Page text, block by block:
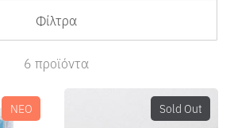
Φίλτρα
6 προϊόντα
ΝΕΟ Sold Out